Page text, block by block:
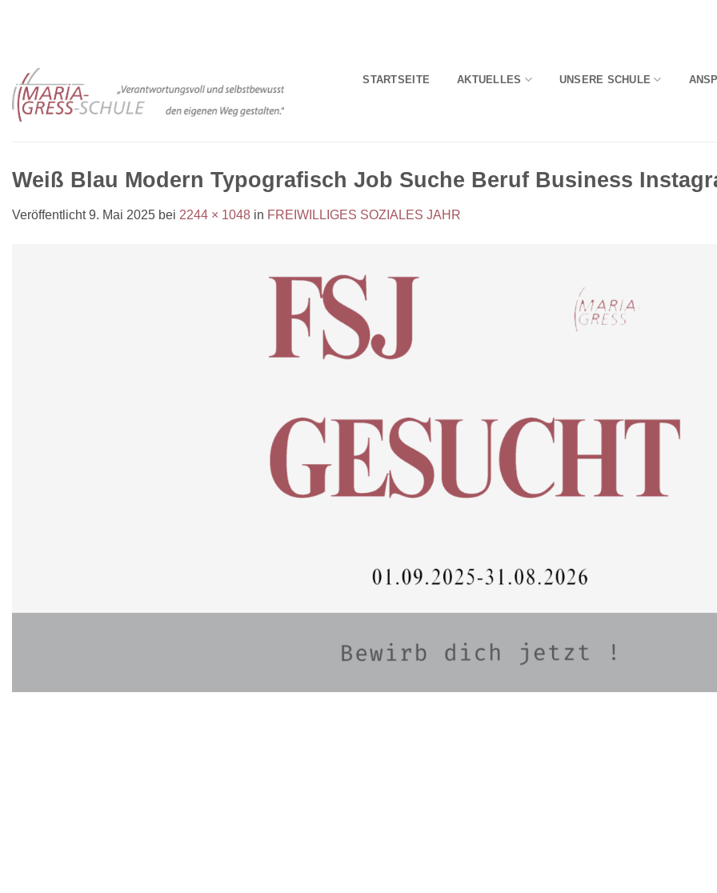
STARTSEITE AKTUELLES UNSERE SCHULE
Weiß Blau Modern Typografisch Job Suche Beruf Business
Veröffentlicht9. Mai 2025 bei 2244 × 1048 in FREIWILLIGES SOZIALES JAHR